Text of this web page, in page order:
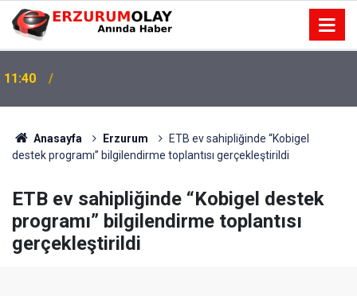
11:40
Anasayfa Erzurum
ETB ev sahipliğinde “Kobigel
destek programı” bilgilendirme toplantısı gerçekleştirildi
ETB ev sahipliğinde “Kobigel destek
programı” bilgilendirme toplantısı
gerçekleştirildi